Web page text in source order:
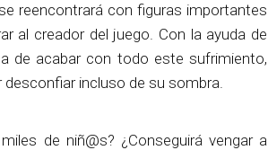
reencontrará con figuras importantes
al creador del juego. Con la ayuda de
de acabar con todo este sufrimiento,
incluso de su sombra.
de niñ@s? ¿Conseguirá vengar a